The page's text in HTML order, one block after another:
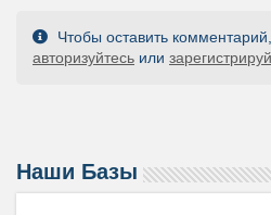
Чтобы оставить
авторизуйтесь или
Наши Базы